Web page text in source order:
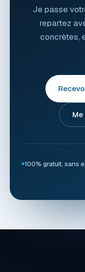
Je passe
repartez
concrètes,
100% gratuit, sans